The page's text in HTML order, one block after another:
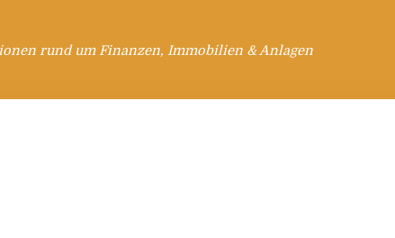
rund um Finanzen, Immobilien & Anlagen